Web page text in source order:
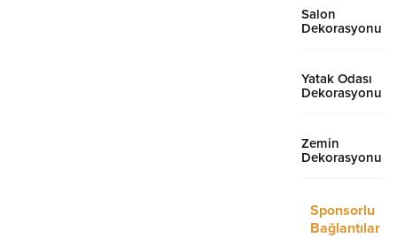
Salon
Dekorasyonu
Yatak Odası
Dekorasyonu
Zemin
Dekorasyonu
Sponsorlu
Bağlantılar